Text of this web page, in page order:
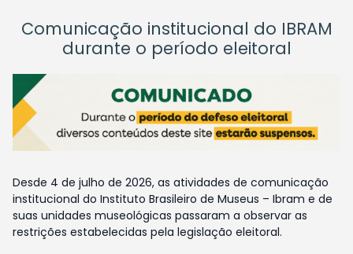
Comunicação institucional do IBRAM
durante o período eleitoral
Desde 4 de julho de 2026, as atividades de comunicação
institucional do Instituto Brasileiro de Museus – Ibram e de
suas unidades museológicas passaram a observar as
restrições estabelecidas pela legislação eleitoral.